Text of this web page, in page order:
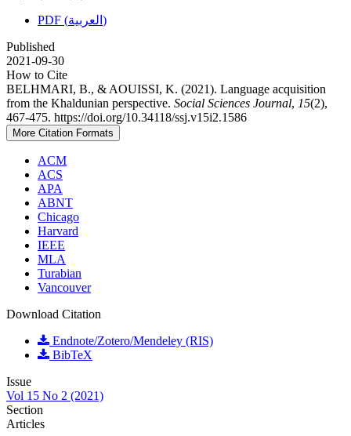
PDF (العربية)
Published
2021-09-30
How to Cite
BELHMARI, B., & AOUISSI, K. (2021). Language acquisition
from the Khaldunian perspective. Social Sciences Journal, 15(2),
467-475. https://doi.org/10.34118/ssj.v15i2.1586
More Citation Formats
ACM
ACS
APA
ABNT
Chicago
Harvard
IEEE
MLA
Turabian
Vancouver
Download Citation
Endnote/Zotero/Mendeley (RIS)
BibTeX
Issue
Vol 15 No 2 (2021)
Section
Articles